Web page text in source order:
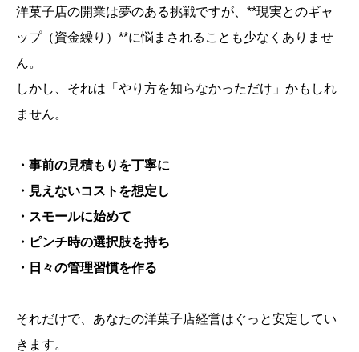
洋菓子店の開業は夢のある挑戦ですが、**現実とのギャ
ップ（資金繰り）**に悩まされることも少なくありませ
ん。
しかし、それは「やり方を知らなかっただけ」かもしれ
ません。
・事前の見積もりを丁寧に
・見えないコストを想定し
・スモールに始めて
・ピンチ時の選択肢を持ち
・日々の管理習慣を作る
それだけで、あなたの洋菓子店経営はぐっと安定してい
きます。